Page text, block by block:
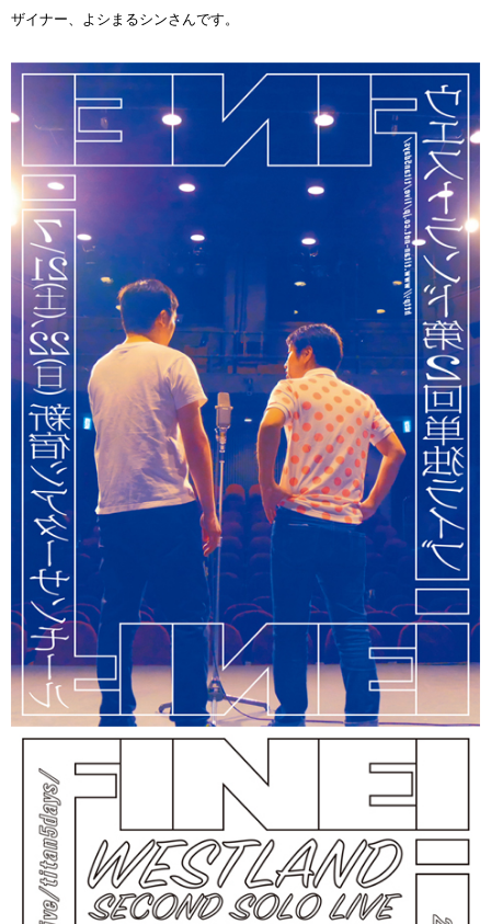
ザイナー、よシまるシンさんです。